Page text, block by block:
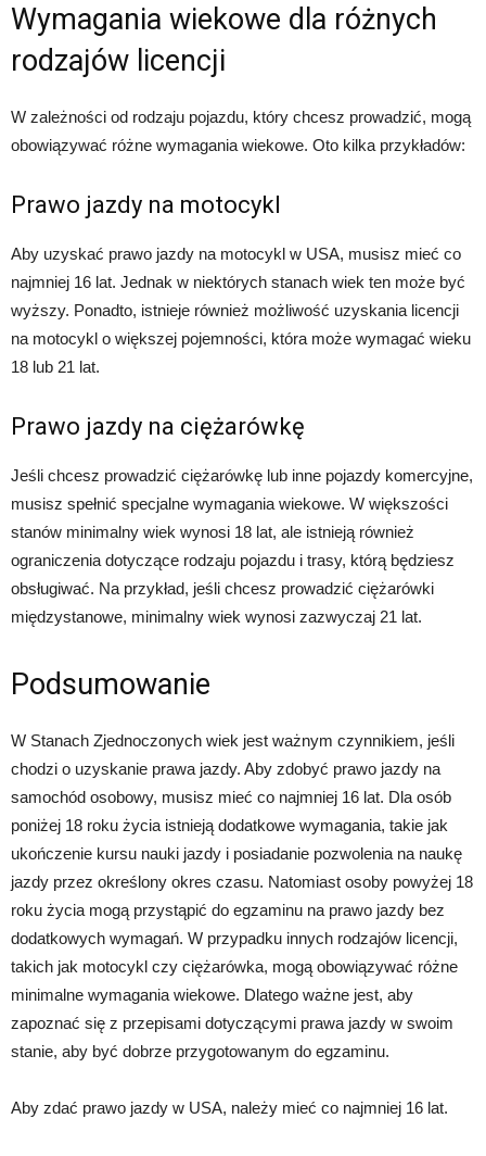
Wymagania wiekowe dla różnych
rodzajów licencji
W zależności od rodzaju pojazdu, który chcesz prowadzić, mogą
obowiązywać różne wymagania wiekowe. Oto kilka przykładów:
Prawo jazdy na motocykl
Aby uzyskać prawo jazdy na motocykl w USA, musisz mieć co
najmniej 16 lat. Jednak w niektórych stanach wiek ten może być
wyższy. Ponadto, istnieje również możliwość uzyskania licencji
na motocykl o większej pojemności, która może wymagać wieku
18 lub 21 lat.
Prawo jazdy na ciężarówkę
Jeśli chcesz prowadzić ciężarówkę lub inne pojazdy komercyjne,
musisz spełnić specjalne wymagania wiekowe. W większości
stanów minimalny wiek wynosi 18 lat, ale istnieją również
ograniczenia dotyczące rodzaju pojazdu i trasy, którą będziesz
obsługiwać. Na przykład, jeśli chcesz prowadzić ciężarówki
międzystanowe, minimalny wiek wynosi zazwyczaj 21 lat.
Podsumowanie
W Stanach Zjednoczonych wiek jest ważnym czynnikiem, jeśli
chodzi o uzyskanie prawa jazdy. Aby zdobyć prawo jazdy na
samochód osobowy, musisz mieć co najmniej 16 lat. Dla osób
poniżej 18 roku życia istnieją dodatkowe wymagania, takie jak
ukończenie kursu nauki jazdy i posiadanie pozwolenia na naukę
jazdy przez określony okres czasu. Natomiast osoby powyżej 18
roku życia mogą przystąpić do egzaminu na prawo jazdy bez
dodatkowych wymagań. W przypadku innych rodzajów licencji,
takich jak motocykl czy ciężarówka, mogą obowiązywać różne
minimalne wymagania wiekowe. Dlatego ważne jest, aby
zapoznać się z przepisami dotyczącymi prawa jazdy w swoim
stanie, aby być dobrze przygotowanym do egzaminu.
Aby zdać prawo jazdy w USA, należy mieć co najmniej 16 lat.